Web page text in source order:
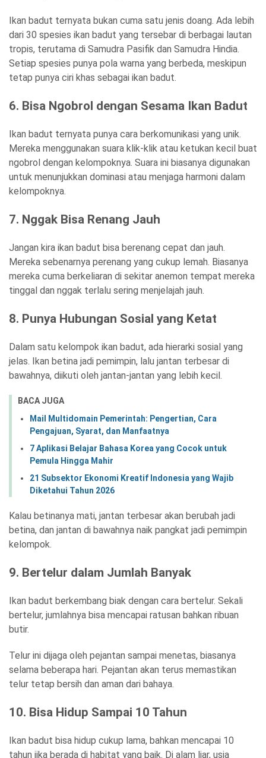
Ikan badut ternyata bukan cuma satu jenis doang. Ada lebih
dari 30 spesies ikan badut yang tersebar di berbagai lautan
tropis, terutama di Samudra Pasifik dan Samudra Hindia.
Setiap spesies punya pola warna yang berbeda, meskipun
tetap punya ciri khas sebagai ikan badut.
6. Bisa Ngobrol dengan Sesama Ikan Badut
Ikan badut ternyata punya cara berkomunikasi yang unik.
Mereka menggunakan suara klik-klik atau ketukan kecil buat
ngobrol dengan kelompoknya. Suara ini biasanya digunakan
untuk menunjukkan dominasi atau menjaga harmoni dalam
kelompoknya.
7. Nggak Bisa Renang Jauh
Jangan kira ikan badut bisa berenang cepat dan jauh.
Mereka sebenarnya perenang yang cukup lemah. Biasanya
mereka cuma berkeliaran di sekitar anemon tempat mereka
tinggal dan nggak terlalu sering menjelajah jauh.
8. Punya Hubungan Sosial yang Ketat
Dalam satu kelompok ikan badut, ada hierarki sosial yang
jelas. Ikan betina jadi pemimpin, lalu jantan terbesar di
bawahnya, diikuti oleh jantan-jantan yang lebih kecil.
BACA JUGA
Mail Multidomain Pemerintah: Pengertian, Cara
Pengajuan, Syarat, dan Manfaatnya
7 Aplikasi Belajar Bahasa Korea yang Cocok untuk
Pemula Hingga Mahir
21 Subsektor Ekonomi Kreatif Indonesia yang Wajib
Diketahui Tahun 2026
Kalau betinanya mati, jantan terbesar akan berubah jadi
betina, dan jantan di bawahnya naik pangkat jadi pemimpin
kelompok.
9. Bertelur dalam Jumlah Banyak
Ikan badut berkembang biak dengan cara bertelur. Sekali
bertelur, jumlahnya bisa mencapai ratusan bahkan ribuan
butir.
Telur ini dijaga oleh pejantan sampai menetas, biasanya
selama beberapa hari. Pejantan akan terus memastikan
telur tetap bersih dan aman dari bahaya.
10. Bisa Hidup Sampai 10 Tahun
Ikan badut bisa hidup cukup lama, bahkan mencapai 10
tahun jika berada di habitat yang baik. Di alam liar, usia